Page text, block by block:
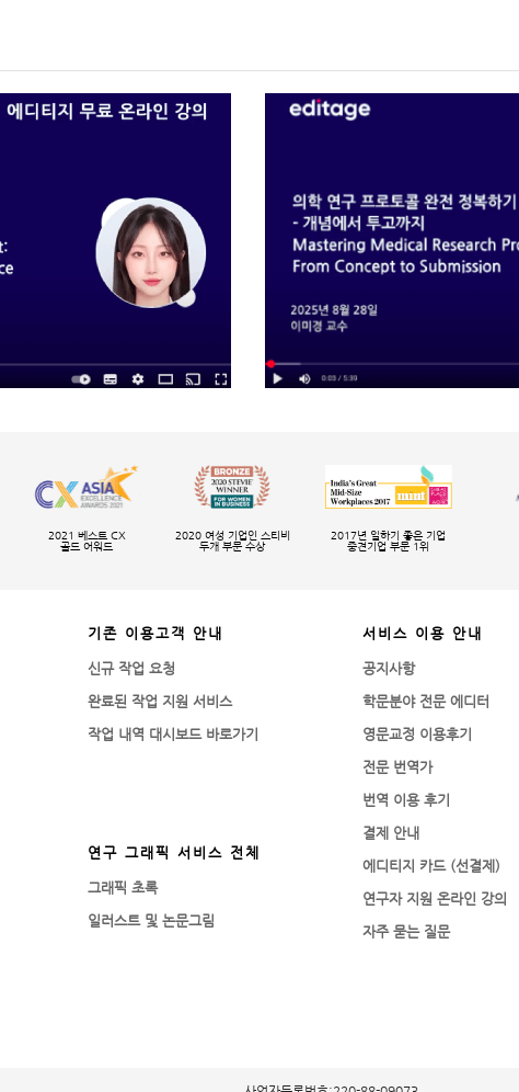
2021 베스트 CX
골드 어워드
2020 여성 기업인 스티비
두개 부문 수상
2017년 일하기 좋은 기업
중견기업 부문 1위
기존 이용고객 안내
신규 작업 요청
완료된 작업 지원 서비스
작업 내역 대시보드 바로가기
연구 그래픽 서비스 전체
그래픽 초록
일러스트 및 논문그림
서비스 이용 안내
공지사항
학문분야 전문 에디터
영문교정 이용후기
전문 번역가
번역 이용 후기
결제 안내
에디티지 카드 (선결제)
연구자 지원 온라인 강의
자주 묻는 질문